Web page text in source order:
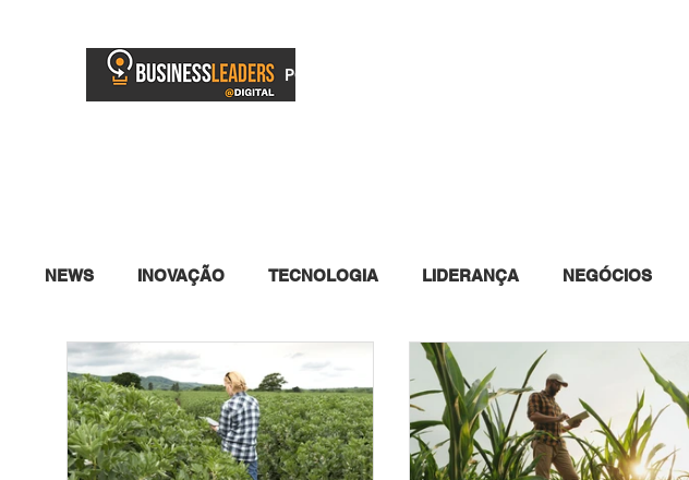
PORTAL
NEWS INOVAÇÃO TECNOLOGIA LIDERANÇA NEGÓCIOS